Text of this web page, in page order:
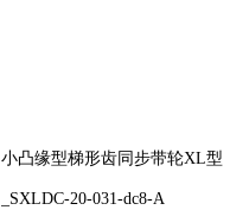
小凸缘型梯形齿同步带轮XL型
_SXLDC-20-031-dc8-A